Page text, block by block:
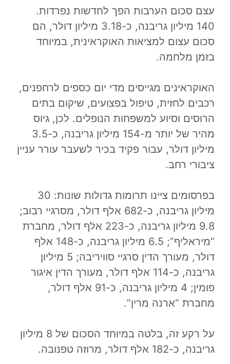
עצם סכום הערבות הפך לחדשות נפרדות.
140 מיליון גריבנה, כ-3.18 מיליון דולר, הם
סכום עצום למציאות האוקראינית, במיוחד
בזמן מלחמה.
האוקראינים מגייסים מדי יום כספים לרחפנים,
רכבים לחזית, טיפול בפצועים, שיקום בתים
הרוסים וסיוע למשפחות הנופלים. לכן, גיוס
מהיר של יותר מ-154 מיליון גריבנה, כ-3.5
מיליון דולר, עבור פקיד בכיר לשעבר עורר עניין
ציבורי רחב.
בפרסומים ציינו תרומות גדולות שונות: 30
מיליון גריבנה, כ-682 אלף דולר, מסרגיי רבוב;
9.8 מיליון גריבנה, כ-223 אלף דולר, מחברת
“מיראליף”; 6.5 מיליון גריבנה, כ-148 אלף
דולר, מעורך הדין סרגיי סוויריבה; 5 מיליון
גריבנה, כ-114 אלף דולר, מעורך הדין איגור
פומין; 4 מיליון גריבנה, כ-91 אלף דולר,
מחברת “ארנה מרין”.
על רקע זה, בלטה במיוחד הסכום של 8 מיליון
גריבנה, כ-182 אלף דולר, מרוזה טפנובה.